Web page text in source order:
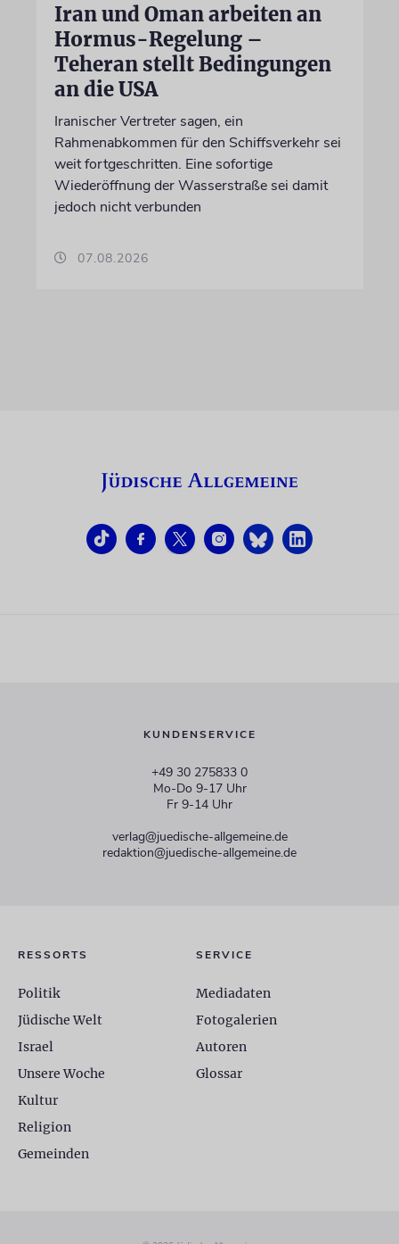
Iran und Oman arbeiten an
Hormus-Regelung –
Teheran stellt Bedingungen
an die USA
Iranischer Vertreter sagen, ein
Rahmenabkommen für den Schiffsverkehr sei
weit fortgeschritten. Eine sofortige
Wiederöffnung der Wasserstraße sei damit
jedoch nicht verbunden
07.08.2026
KUNDENSERVICE
+49 30 275833 0
Mo-Do 9-17 Uhr
Fr 9-14 Uhr
verlag@juedische-allgemeine.de
redaktion@juedische-allgemeine.de
RESSORTS
Politik
Jüdische Welt
Israel
Unsere Woche
Kultur
Religion
Gemeinden
SERVICE
Mediadaten
Fotogalerien
Autoren
Glossar